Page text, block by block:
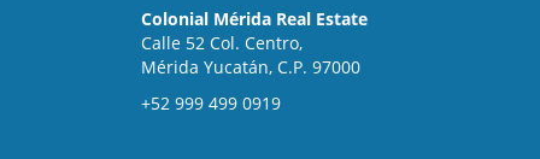
Colonial Mérida Real Estate
Calle 52 Col. Centro,
Mérida Yucatán, C.P. 97000
+52 999 499 0919